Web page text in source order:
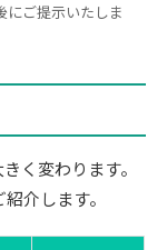
ご提示いたしま
く変わります。
介します。